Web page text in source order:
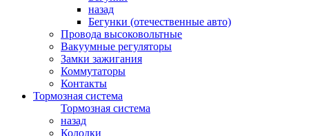
назад
Бегунки (отечественные авто)
Провода высоковольтные
Вакуумные регуляторы
Замки зажигания
Коммутаторы
Контакты
Тормозная система
Тормозная система
назад
Колодки